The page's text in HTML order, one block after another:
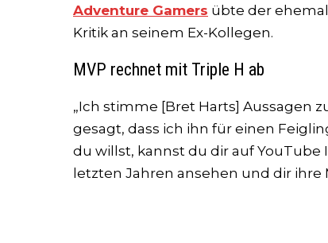
Adventure Gamers übte der
Kritik an seinem Ex-Kollegen.
MVP rechnet mit Triple H ab
„Ich stimme [Bret Harts] Aussagen
gesagt, dass ich ihn für einen
du willst, kannst du dir auf
letzten Jahren ansehen und dir ihre